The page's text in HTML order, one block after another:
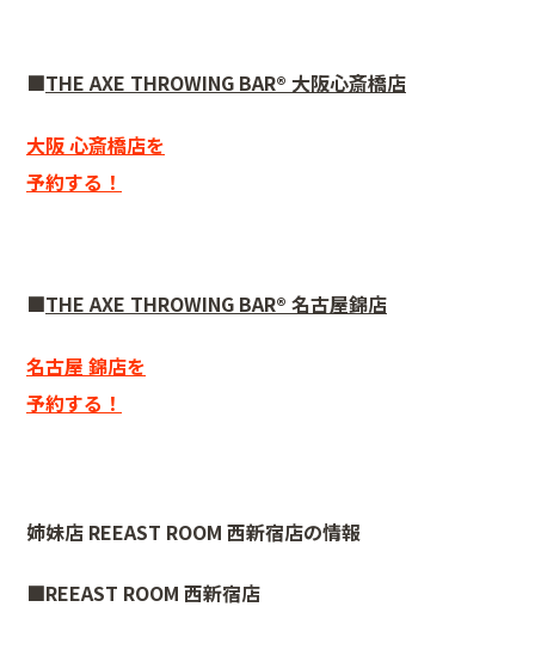
■THE AXE THROWING BAR®︎ 大阪心斎橋店
大阪 心斎橋店を
予約する！
■THE AXE THROWING BAR®︎ 名古屋錦店
名古屋 錦店を
予約する！
姉妹店 REEAST ROOM 西新宿店の情報
■REEAST ROOM 西新宿店